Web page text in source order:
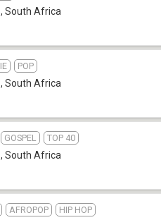
, South Africa
POP
, South Africa
GOSPEL TOP 40
, South Africa
AFROPOP HIP HOP